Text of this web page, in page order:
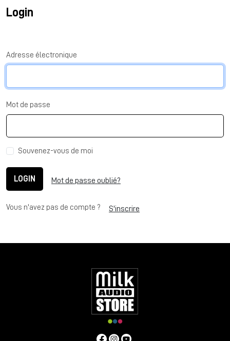
Login
Adresse électronique
Mot de passe
Souvenez-vous de moi
LOGIN Mot de passe oublié?
Vous n'avez pas de compte ? S'inscrire